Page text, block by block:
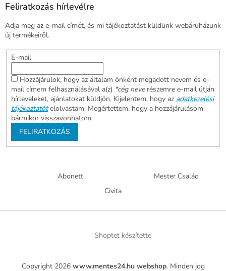
Feliratkozás hírlevélre
Adja meg az e-mail címét, és mi tájékoztatást küldünk webáruházunk
új termékeiről.
E-mail
Hozzájárulok, hogy az általam önként megadott nevem és e-
mail címem felhasználásával a(z) *cég neverészemre e-mail útján
hírleveleket, ajánlatokat küldjön. Kijelentem, hogy az adatkezelési
tájékoztatót elolvastam. Megértettem, hogy a hozzájárulásom
bármikor visszavonhatom.
FELIRATKOZÁS
Abonett
Mester Család
Civita
Shoptet készítette
Copyright 2026 www.mentes24.hu webshop. Minden jog